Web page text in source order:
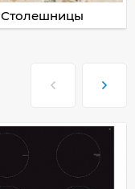
Столешницы